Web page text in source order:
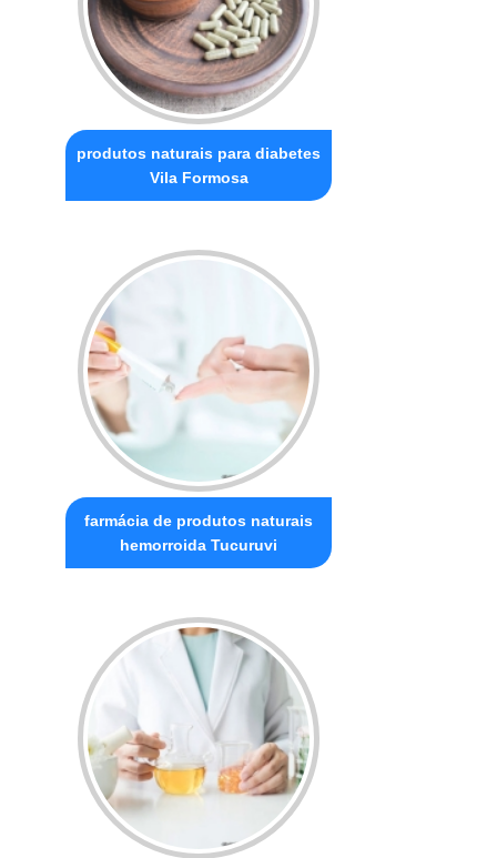
produtos naturais para diabetes
Vila Formosa
farmácia de produtos naturais
hemorroida Tucuruvi